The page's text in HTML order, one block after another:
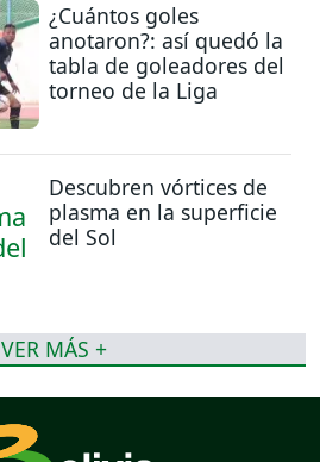
¿Cuántos goles
anotaron?: así quedó la
tabla de goleadores del
torneo de la Liga
Descubren vórtices de
plasma en la superficie
del Sol
VER MÁS +